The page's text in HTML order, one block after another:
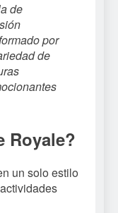
de
por
de
Royale?
un solo estilo